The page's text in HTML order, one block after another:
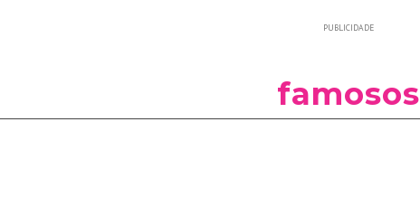
PUBLICIDADE
famosos